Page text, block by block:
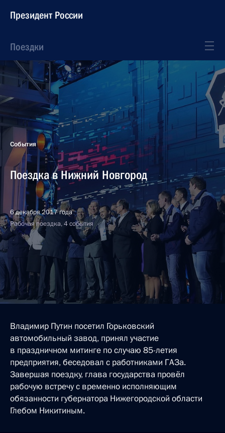
Президент России
Поездки
События
Поездка в Нижний Новгород
6 декабря 2017 года
Рабочая поездка, 4 события
Владимир Путин посетил Горьковский
автомобильный завод, принял участие
в праздничном митинге по случаю 85-летия
предприятия, беседовал с работниками ГАЗа.
Завершая поездку, глава государства провёл
рабочую встречу с временно исполняющим
обязанности губернатора Нижегородской области
Глебом Никитиным.